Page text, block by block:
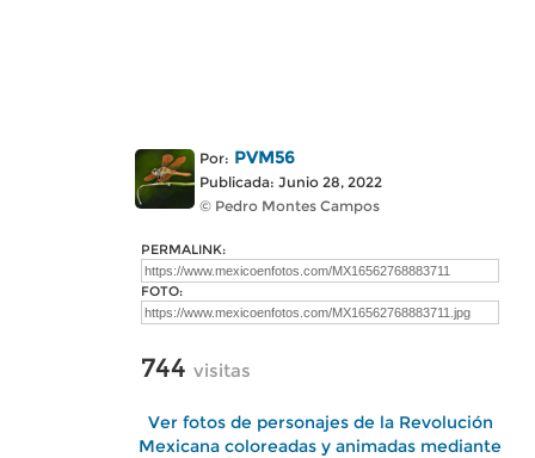
Por: PVM56
Publicada: Junio 28, 2022
© Pedro Montes Campos
PERMALINK:
FOTO:
744 visitas
Ver fotos de personajes de la Revolución
Mexicana coloreadas y animadas mediante